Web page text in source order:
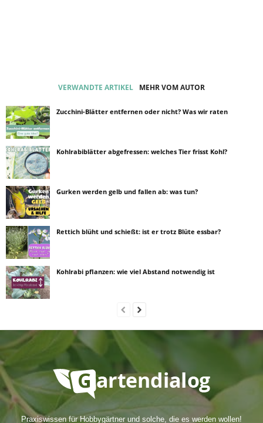
VERWANDTE ARTIKEL MEHR VOM AUTOR
Zucchini-Blätter entfernen oder nicht? Was wir raten
Kohlrabiblätter abgefressen: welches Tier frisst Kohl?
Gurken werden gelb und fallen ab: was tun?
Rettich blüht und schießt: ist er trotz Blüte essbar?
Kohlrabi pflanzen: wie viel Abstand notwendig ist
Praxiswissen für Hobbygärtner und solche, die es werden wollen!